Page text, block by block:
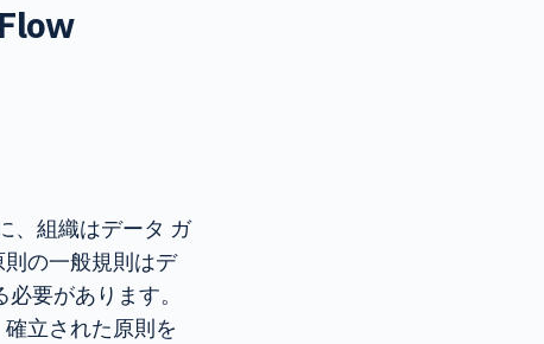
、組織はデータ ガ
の一般規則はデ
要があります。
立された原則を